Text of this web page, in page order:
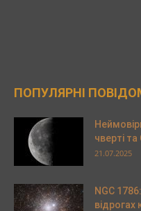
ПОПУЛЯРНІ
чверті
21.07.2025
NGC